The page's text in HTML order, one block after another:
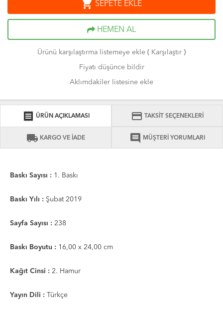
shopping_cart SEPETE EKLE
HEMEN AL
Ürünü karşılaştırma listemeye ekle ( Karşılaştır )
Fiyatı düşünce bildir
Aklımdakiler listesine ekle
receipt ÜRÜN AÇIKLAMASI credit_card TAKSİT SEÇENEKLERİ
local_shipping KARGO VE İADE comment MÜŞTERİ YORUMLARI
Baskı Sayısı : 1. Baskı
Baskı Yılı : Şubat 2019
Sayfa Sayısı : 238
Baskı Boyutu : 16,00 x 24,00 cm
Kağıt Cinsi : 2. Hamur
Yayın Dili : Türkçe